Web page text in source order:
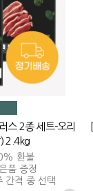
스 2종 세트-오리
2.4kg
환불
품 증정
간격 중 선택